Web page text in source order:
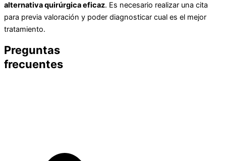
alternativa quirúrgica eficaz. Es necesario realizar una cita
para previa valoración y poder diagnosticar cual es el mejor
tratamiento.
Preguntas
frecuentes